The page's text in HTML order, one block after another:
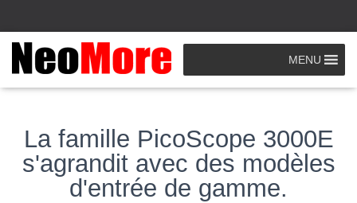
MENU
Published by Nicolas on 21/05/2025
La famille PicoScope 3000E
s'agrandit avec des modèles
d'entrée de gamme.